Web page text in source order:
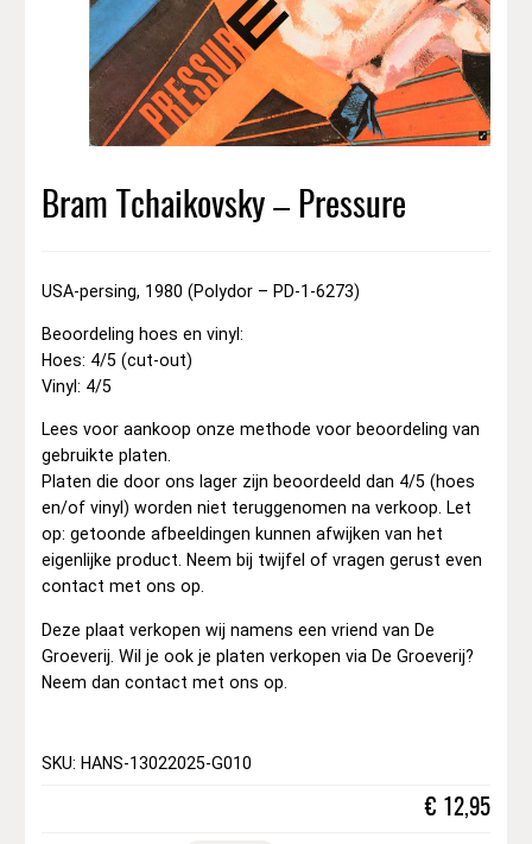
Bram Tchaikovsky – Pressure
USA-persing, 1980 (Polydor – PD-1-6273)
Beoordeling hoes en vinyl:
Hoes: 4/5 (cut-out)
Vinyl: 4/5
Lees voor aankoop onze methode voor beoordeling van
gebruikte platen.
Platen die door ons lager zijn beoordeeld dan 4/5 (hoes
en/of vinyl) worden niet teruggenomen na verkoop. Let
op: getoonde afbeeldingen kunnen afwijken van het
eigenlijke product. Neem bij twijfel of vragen gerust even
contact met ons op.
Deze plaat verkopen wij namens een vriend van De
Groeverij. Wil je ook je platen verkopen via De Groeverij?
Neem dan contact met ons op.
SKU: HANS-13022025-G010
€ 12,95